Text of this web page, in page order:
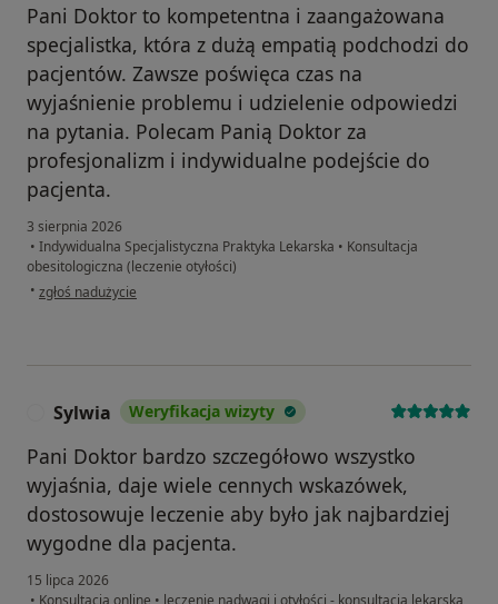
Pani Doktor to kompetentna i zaangażowana
specjalistka, która z dużą empatią podchodzi do
pacjentów. Zawsze poświęca czas na
wyjaśnienie problemu i udzielenie odpowiedzi
na pytania. Polecam Panią Doktor za
profesjonalizm i indywidualne podejście do
pacjenta.
3 sierpnia 2026
• Indywidualna Specjalistyczna Praktyka Lekarska • Konsultacja
obesitologiczna (leczenie otyłości)
• w opinii użytkownika Dorota
zgłoś nadużycie
Sylwia Weryfikacja wizyty
Pani Doktor bardzo szczegółowo wszystko
wyjaśnia, daje wiele cennych wskazówek,
dostosowuje leczenie aby było jak najbardziej
wygodne dla pacjenta.
15 lipca 2026
• Konsultacja online • leczenie nadwagi i otyłości - konsultacja lekarska